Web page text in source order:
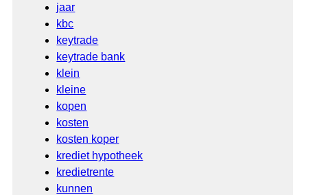
jaar
kbc
keytrade
keytrade bank
klein
kleine
kopen
kosten
kosten koper
krediet hypotheek
kredietrente
kunnen